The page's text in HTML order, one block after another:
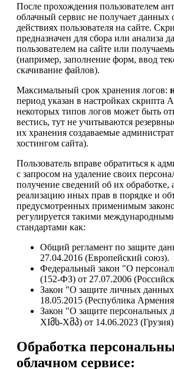
После прохождения пользователем
облачный сервис не получает данных
действиях пользователя на сайте.
предназначен для сбора или анализа
пользователем на сайте или
(например, заполнение форм, ввод
скачивание файлов).
Максимальный срок хранения логов:
период указан в настройках скрипта
некоторых типов логов может быть
вестись, тут не учитываются
их хранения создаваемые
хостингом сайта).
Пользователь вправе обратиться к
с запросом на удаление своих
получение сведений об их обработке,
реализацию иных прав в порядке и
предусмотренных применимым
регулируется такими
стандартами как:
Общий регламент по защите
27.04.2016 (Европейский союз).
Федеральный закон "О
(152-ФЗ) от 27.07.2006
Закон "О защите личных
18.05.2015 (Республика
Закон "О защите персональных
XIმს-Xმპ) от 14.06.2023
Обработка
облачном сервисе: